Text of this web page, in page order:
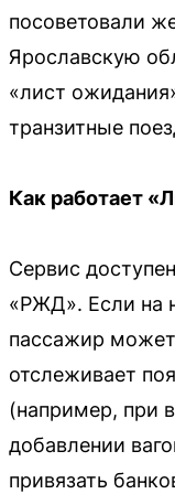
посоветовали
Ярославскую
«лист
транзитные
Как работает
Сервис
«РЖД». Если на
пассажир может
отслеживает
(например, при
добавлении
привязать